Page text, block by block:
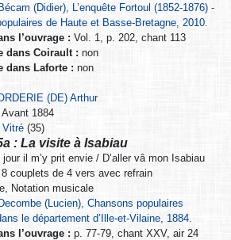
Bécam (Didier), L’enquête Fortoul (1852-1876) -
de Haute et Basse-Bretagne, 2010.
l’ouvrage : Vol. 1, p. 202, chant 113
dans Coirault : non
dans Laforte : non
(DE) Arthur
Avant 1884
Vitré (35)
: La visite à Isabiau
jour il m’y prit envie / D’aller vâ mon Isabiau
8 couplets de 4 vers avec refrain
Notation musicale
Decombe (Lucien), Chansons populaires
le département d’Ille-et-Vilaine, 1884.
l’ouvrage : p. 77-79, chant XXV, air 24